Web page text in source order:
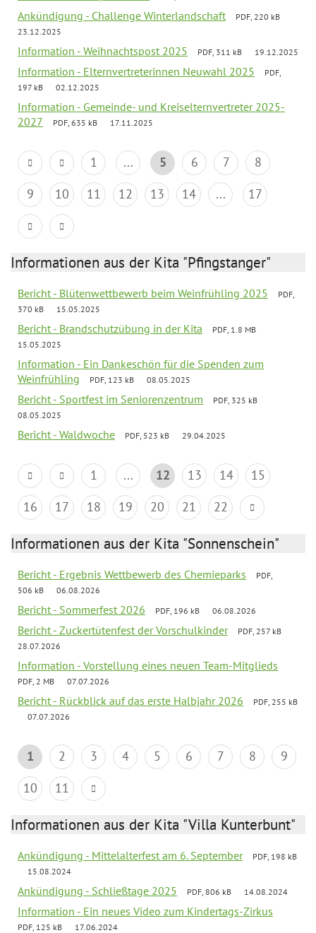
Ankündigung - Challenge Winterlandschaft
PDF, 220 kB
23.12.2025
Information - Weihnachtspost 2025 PDF, 311 kB 19.12.2025
Information - Elternvertreterinnen Neuwahl 2025
PDF,
197 kB
02.12.2025
Information - Gemeinde- und Kreiselternvertreter 2025-
2027
PDF, 635 kB 17.11.2025
1 ... 5 6 7
8
9
10 11 12 13 14 ... 17
Informationen aus der Kita "Pfingstanger"
Bericht - Blütenwettbewerb beim Weinfrühling 2025
PDF,
370 kB
15.05.2025
Bericht - Brandschutzübung in der Kita
PDF, 1.8 MB
15.05.2025
Information - Ein Dankeschön für die Spenden zum
Weinfrühling
PDF, 123 kB 08.05.2025
Bericht - Sportfest im Seniorenzentrum
PDF, 325 kB
08.05.2025
Bericht - Waldwoche PDF, 523 kB 29.04.2025
1 ... 12 13 14
15
16
17 18 19 20 21 22
Informationen aus der Kita "Sonnenschein"
Bericht - Ergebnis Wettbewerb des Chemieparks
PDF,
506 kB
06.08.2026
Bericht - Sommerfest 2026 PDF, 196 kB 06.08.2026
Bericht - Zuckertütenfest der Vorschulkinder
PDF, 257 kB
28.07.2026
Information - Vorstellung eines neuen Team-Mitglieds
PDF, 2 MB 07.07.2026
Bericht - Rückblick auf das erste Halbjahr 2026
PDF, 255 kB
07.07.2026
1 2 3 4 5 6 7 8
9
10
11
Informationen aus der Kita "Villa Kunterbunt"
Ankündigung - Mittelalterfest am 6. September
PDF, 198 kB
15.08.2024
Ankündigung - Schließtage 2025 PDF, 806 kB 14.08.2024
Information - Ein neues Video zum Kindertags-Zirkus
PDF, 125 kB 17.06.2024